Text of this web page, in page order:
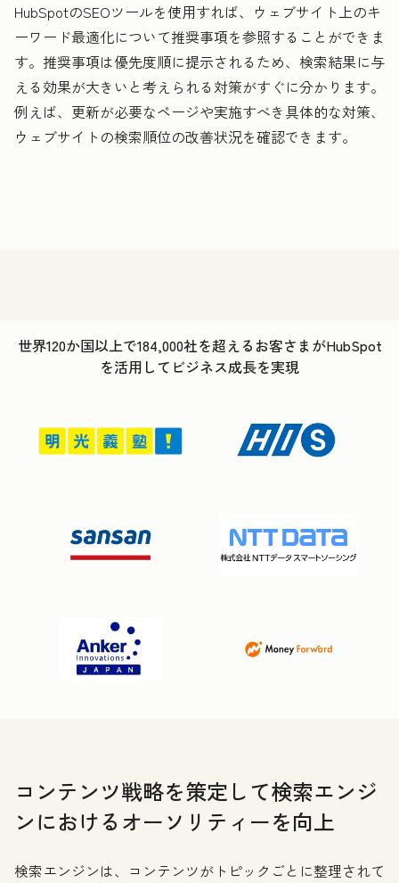
HubSpotのSEOツールを使用すれば、ウェブサイト上のキ
ーワード最適化について推奨事項を参照することができま
す。推奨事項は優先度順に提示されるため、検索結果に与
える効果が大きいと考えられる対策がすぐに分かります。
例えば、更新が必要なページや実施すべき具体的な対策、
ウェブサイトの検索順位の改善状況を確認できます。
世界120か国以上で184,000社を超えるお客さまがHubSpot
を活用してビジネス成長を実現
コンテンツ戦略を策定して検索エンジ
ンにおけるオーソリティーを向上
検索エンジンは、コンテンツがトピックごとに整理されて